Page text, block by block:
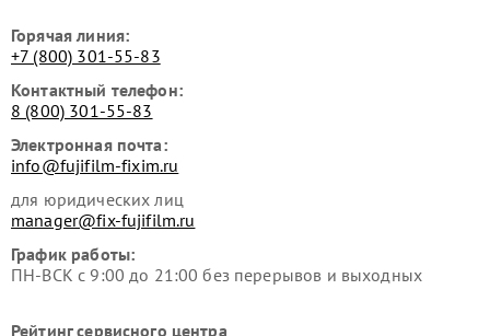
Горячая линия:
+7 (800) 301-55-83
Контактный телефон:
8 (800) 301-55-83
Электронная почта:
info@fujifilm-fixim.ru
для юридических лиц
manager@fix-fujifilm.ru
График работы:
ПН-ВСК с 9:00 до 21:00 без перерывов и выходных
Рейтинг сервисного центра